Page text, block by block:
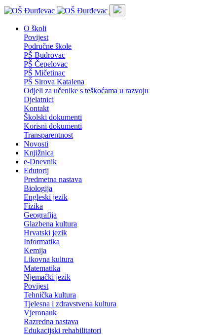
O školi
Povijest
Područne škole
PŠ Budrovac
PŠ Čepelovac
PŠ Mičetinac
PŠ Sirova Katalena
Odjeli za učenike s teškoćama u razvoju
Djelatnici
Kontakt
Školski dokumenti
Korisni dokumenti
Transparentnost
Novosti
Knjižnica
e-Dnevnik
Edutorij
Predmetna nastava
Biologija
Engleski jezik
Fizika
Geografija
Glazbena kultura
Hrvatski jezik
Informatika
Kemija
Likovna kultura
Matematika
Njemački jezik
Povijest
Tehnička kultura
Tjelesna i zdravstvena kultura
Vjeronauk
Razredna nastava
Edukacijski rehabilitatori